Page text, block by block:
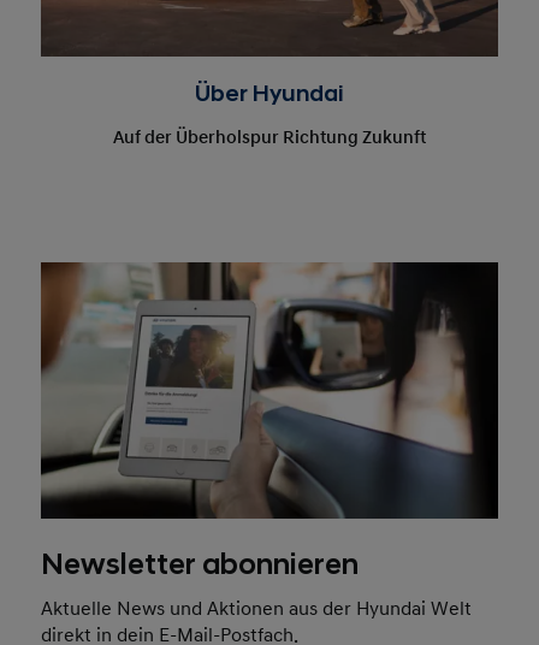
Auf der Überholspur Richtung Zukunft
Newsletter abonnieren
Aktuelle News und Aktionen aus der Hyundai Welt
direkt in dein E-Mail-Postfach.
Jetzt abonnieren